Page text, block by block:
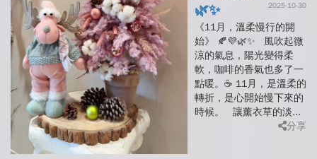
🌿✨
2025-10-30
《11月，溫柔慢行的開
始》 🍂💜🌿✨ 風吹起微
涼的氣息，陽光變得柔
軟，咖啡的香氣也多了一
點暖。☕ 11月，是溫柔的
轉折，是心開始慢下來的
時候。 讓薰衣草的淡...
分享